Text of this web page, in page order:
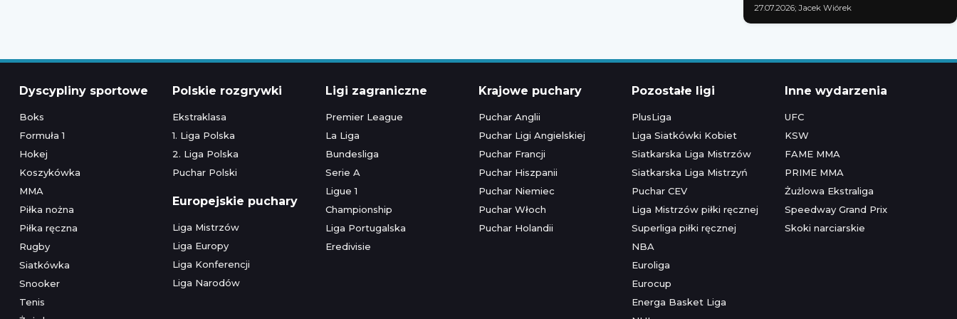
27.07.2026; Jacek Wiórek
Dyscypliny sportowe
Boks
Formuła 1
Hokej
Koszykówka
MMA
Piłka nożna
Piłka ręczna
Rugby
Siatkówka
Snooker
Tenis
Polskie rozgrywki
Ekstraklasa
1. Liga Polska
2. Liga Polska
Puchar Polski
Europejskie puchary
Liga Mistrzów
Liga Europy
Liga Konferencji
Liga Narodów
Ligi zagraniczne
Premier League
La Liga
Bundesliga
Serie A
Ligue 1
Championship
Liga Portugalska
Eredivisie
Krajowe puchary
Puchar Anglii
Puchar Ligi Angielskiej
Puchar Francji
Puchar Hiszpanii
Puchar Niemiec
Puchar Włoch
Puchar Holandii
Pozostałe ligi
PlusLiga
Liga Siatkówki Kobiet
Siatkarska Liga Mistrzów
Siatkarska Liga Mistrzyń
Puchar CEV
Liga Mistrzów piłki ręcznej
Superliga piłki ręcznej
NBA
Euroliga
Eurocup
Energa Basket Liga
Inne wydarzenia
UFC
KSW
FAME MMA
PRIME MMA
Żużlowa Ekstraliga
Speedway Grand Prix
Skoki narciarskie